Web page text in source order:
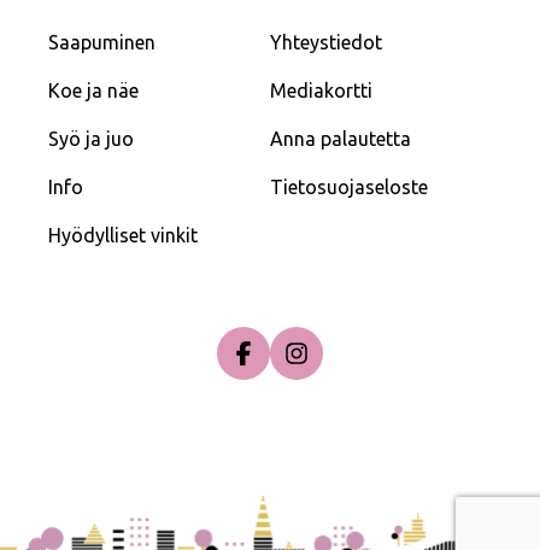
Saapuminen
Koe ja näe
Syö ja juo
Info
Hyödylliset vinkit
Yhteystiedot
Mediakortti
Anna palautetta
Tietosuojaseloste